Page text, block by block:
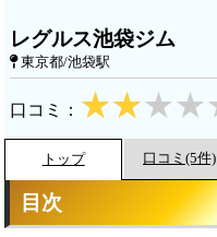
レグルス池袋ジム
東京都/池袋駅
口コミ：
トップ 口コミ(5件)
目次